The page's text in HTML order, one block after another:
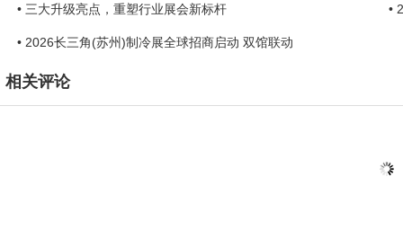
• 三大升级亮点，重塑行业展会新标杆 •
• 2026长三角(苏州)制冷展全球招商启动 双馆联动
相关评论